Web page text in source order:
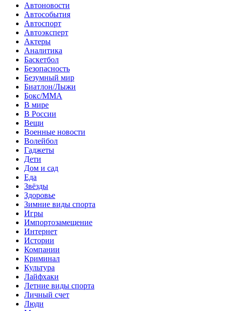
Автоновости
Автособытия
Автоспорт
Автоэксперт
Актеры
Аналитика
Баскетбол
Безопасность
Безумный мир
Биатлон/Лыжи
Бокс/MMA
В мире
В России
Вещи
Военные новости
Волейбол
Гаджеты
Дети
Дом и сад
Еда
Звёзды
Здоровье
Зимние виды спорта
Игры
Импортозамещение
Интернет
Истории
Компании
Криминал
Культура
Лайфхаки
Летние виды спорта
Личный счет
Люди